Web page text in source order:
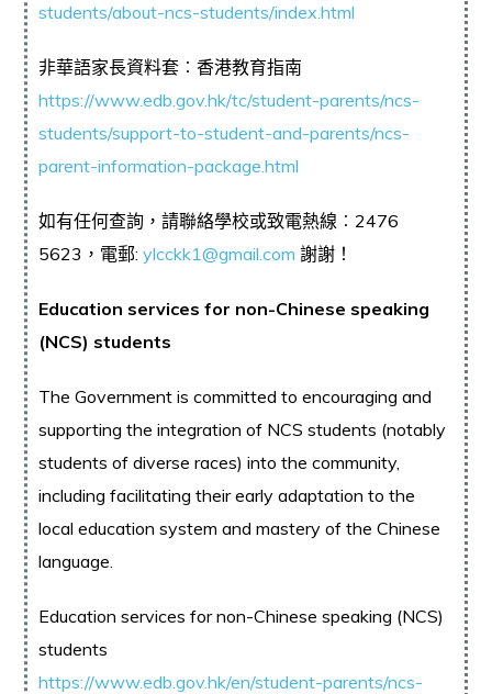
students/about-ncs-students/index.html
非華語家長資料套︰香港教育指南
https://www.edb.gov.hk/tc/student-parents/ncs-
students/support-to-student-and-parents/ncs-
parent-information-package.html
如有任何查詢，請聯絡學校或致電熱線︰2476
5623，電郵:ylcckk1@gmail.com 謝謝！
Education services for non-Chinese speaking
(NCS) students
The Government is committed to encouraging and
supporting the integration of NCS students (notably
students of diverse races) into the community,
including facilitating their early adaptation to the
local education system and mastery of the Chinese
language.
Education services for non-Chinese speaking (NCS)
students
https://www.edb.gov.hk/en/student-parents/ncs-